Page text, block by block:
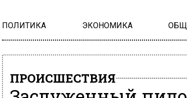
ПОЛИТИКА ЭКОНОМИКА
ПРОИСШЕСТВИЯ